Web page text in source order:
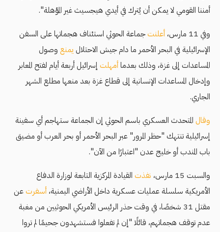
أمننا القومي لا يمكن أن يُترك في أيدي هيجسيث غير المؤهلة".
وفي 11 مارس،
أعلنتجماعة الحوثي استئناف هجماتها على السفن
الإسرائيلية في البحر الأحمر ما دام جيش الاحتلال يمنع وصول
المساعدات إلى غزة، وذلك بعدماأمهلت إسرائيل أربعة أيام لفتح المعابر
وإدخال المساعدات الإنسانية إلى قطاع غزة بعد منعها مطلع الشهر
الجاري.
وقال المتحدث العسكري باسم الحوثي إن الجماعة ستهاجم أي سفينة
إسرائيلية تنتهك "حظر المرور" عبر البحر الأحمر أو بحر العرب أو مضيق
باب المندب أو خليج عدن "اعتبارًا من الآن".
والسبت 15 مارس،
نفذت القيادة المركزية التابعة لوزارة الدفاع
الأمريكية سلسلة عمليات عسكرية داخل الأراضي اليمنية، أسفرت عن
مقتل 31 شخصًا، في وقت حذر الرئيس الأمريكي الحوثيين من مغبة
عدم توقف هجماتهم، قائلًا "إن لم تفعلوا فستشهدون جحيمًا لم تروا